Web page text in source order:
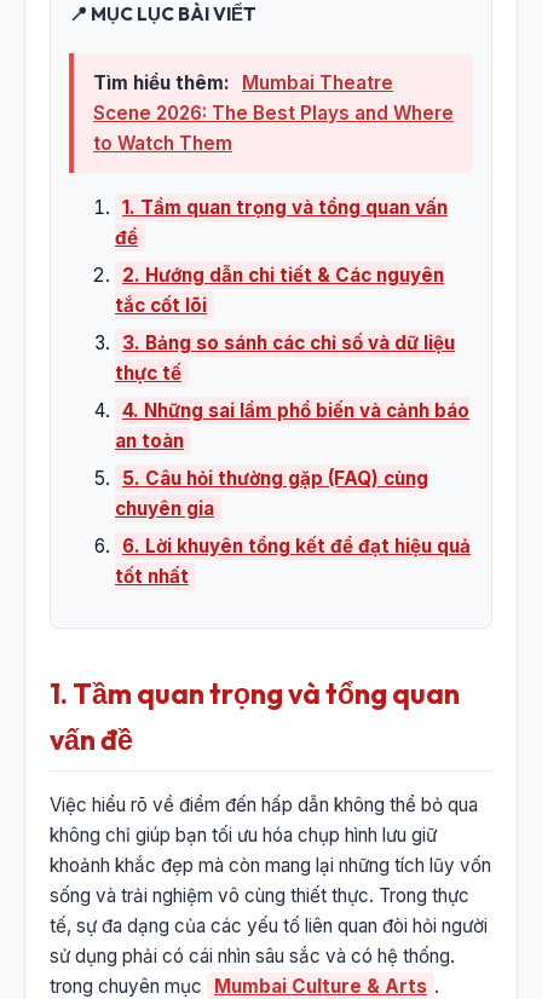
📍 MỤC LỤC BÀI VIẾT
Tìm hiểu thêm:
Mumbai Theatre
Scene 2026: The Best Plays and Where
to Watch Them
1. Tầm quan trọng và tổng quan vấn
đề
2. Hướng dẫn chi tiết & Các nguyên
tắc cốt lõi
3. Bảng so sánh các chỉ số và dữ liệu
thực tế
4. Những sai lầm phổ biến và cảnh báo
an toàn
5. Câu hỏi thường gặp (FAQ) cùng
chuyên gia
6. Lời khuyên tổng kết để đạt hiệu quả
tốt nhất
1. Tầm quan trọng và tổng quan
vấn đề
Việc hiểu rõ về điểm đến hấp dẫn không thể bỏ qua
không chỉ giúp bạn tối ưu hóa chụp hình lưu giữ
khoảnh khắc đẹp mà còn mang lại những tích lũy vốn
sống và trải nghiệm vô cùng thiết thực. Trong thực
tế, sự đa dạng của các yếu tố liên quan đòi hỏi người
sử dụng phải có cái nhìn sâu sắc và có hệ thống.
trong chuyên mục
Mumbai Culture & Arts .